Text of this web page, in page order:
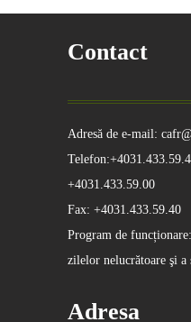
Contact
Adresă de e-mail:
+4031.433.59.00
Fax: +4031.433.59.40
Program de
zilelor nelucrătoare şi a
Adresa